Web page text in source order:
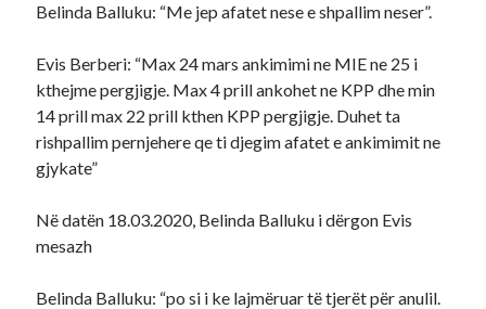
Belinda Balluku: “Me jep afatet nese e shpallim neser”.
Evis Berberi: “Max 24 mars ankimimi ne MIE ne 25 i
kthejme pergjigje. Max 4 prill ankohet ne KPP dhe min
14 prill max 22 prill kthen KPP pergjigje. Duhet ta
rishpallim pernjehere qe ti djegim afatet e ankimimit ne
gjykate”
Në datën 18.03.2020, Belinda Balluku i dërgon Evis
mesazh
Belinda Balluku: “po si i ke lajmëruar të tjerët për anulil.